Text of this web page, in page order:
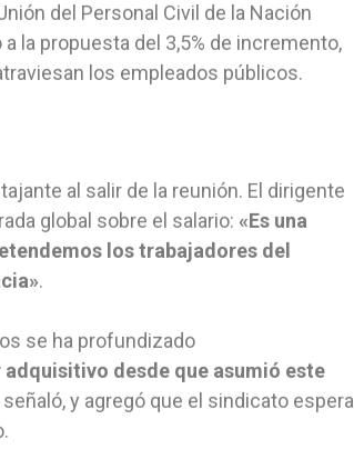
del Personal Civil de la Nación
la propuesta del 3,5% de incremento,
los empleados públicos.
al salir de la reunión. El dirigente
global sobre el salario: «Es una
los trabajadores del
.
se ha profundizado
desde que asumió este
señaló, y agregó que el sindicato espera